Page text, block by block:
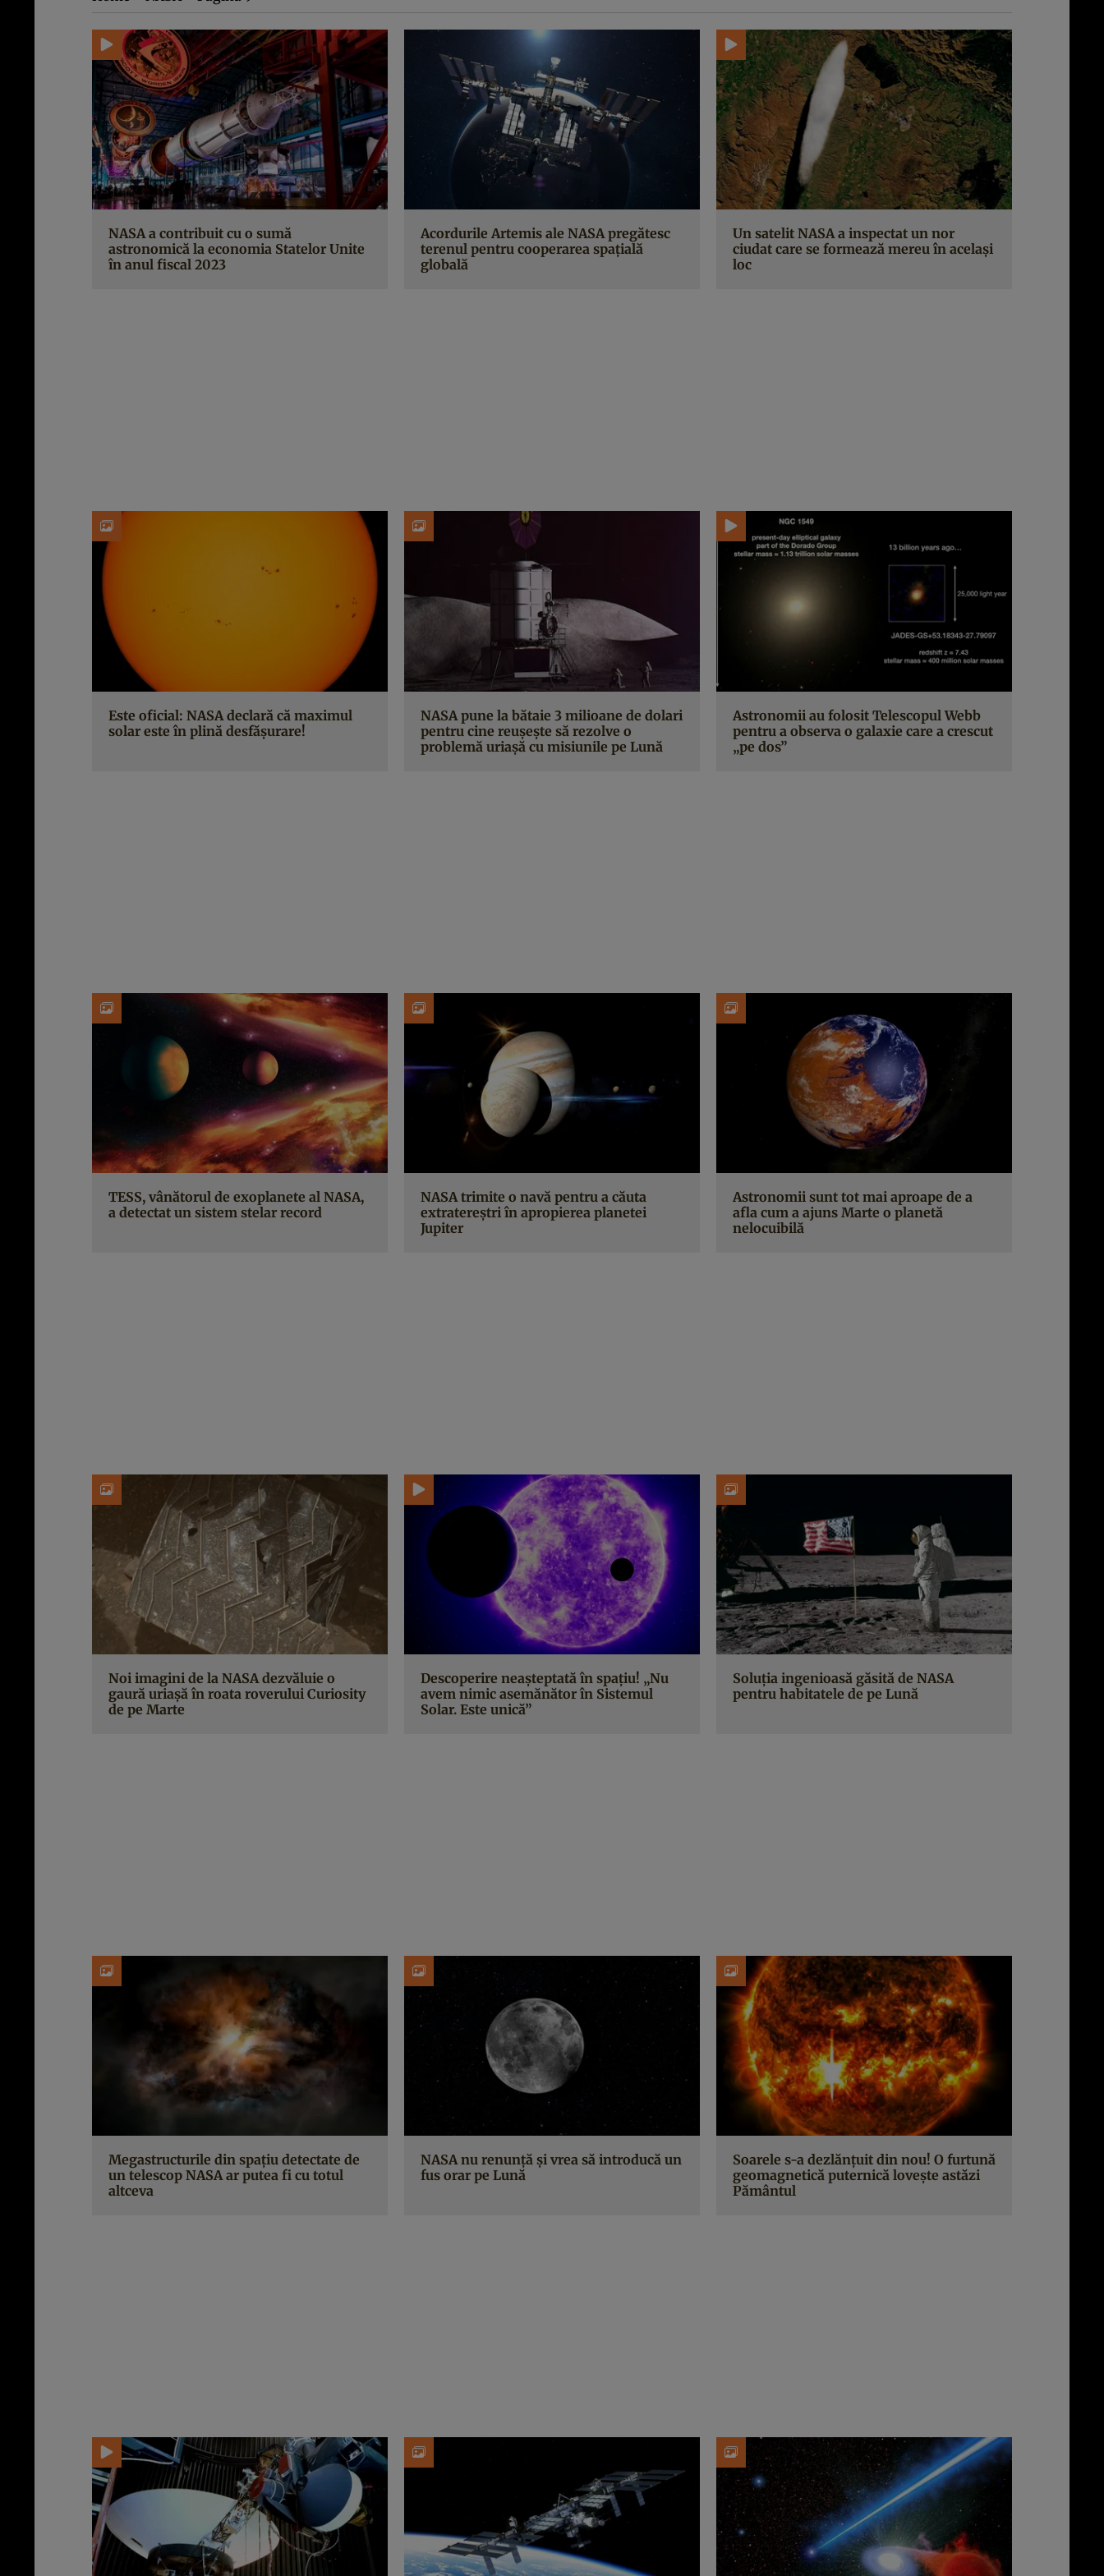
NASA a contribuit cu o sumă
astronomică la economia Statelor Unite
în anul fiscal 2023
Acordurile Artemis ale NASA pregătesc
terenul pentru cooperarea spațială
globală
Un satelit NASA a inspectat un nor
ciudat care se formează mereu în același
loc
Este oficial: NASA declară că maximul
solar este în plină desfășurare!
NASA pune la bătaie 3 milioane de dolari
pentru cine reușește să rezolve o
problemă uriașă cu misiunile pe Lună
Astronomii au folosit Telescopul Webb
pentru a observa o galaxie care a crescut
„pe dos”
TESS, vânătorul de exoplanete al NASA,
a detectat un sistem stelar record
NASA trimite o navă pentru a căuta
extratereștri în apropierea planetei
Jupiter
Astronomii sunt tot mai aproape de a
afla cum a ajuns Marte o planetă
nelocuibilă
Noi imagini de la NASA dezvăluie o
gaură uriașă în roata roverului Curiosity
de pe Marte
Descoperire neașteptată în spațiu! „Nu
avem nimic asemănător în Sistemul
Solar. Este unică”
Soluția ingenioasă găsită de NASA
pentru habitatele de pe Lună
Megastructurile din spațiu detectate de
un telescop NASA ar putea fi cu totul
altceva
NASA nu renunță și vrea să introducă un
fus orar pe Lună
Soarele s-a dezlănțuit din nou! O furtună
geomagnetică puternică lovește astăzi
Pământul